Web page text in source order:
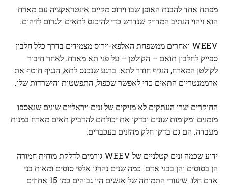
מפתח אחד להבנת האופן שבו וירוס מקיים אינטראקציה עם מארח
הוא זיהוי הנתיב המדויק שנדרש כדי להיכנס לתאים ולגרום לזיהום.
WEEV ואחרים ממשפחת האלפא-וירוס מצמידים בדרך כלל חלבון
ספייק לחלבון תואם – הקולטן – על פני תא מארח. לאחר חיבור
לקולטן המארח, הנגיף חודר לתא. ברגע שנכנס לתא, הנגיף חוטף את
ארממנטריום התאים כדי לאפשר שכפול, התפשטות והישרדות שלו.
החוקרים יצרו העתקים לא מזיקים של זנים ויראליים שונים שנאספו
מזמנים ומקומות שונים ובדקו את יכולתם להדביק תאים מארח במנות
מעבדה. הם גם בדקו חלק מהזנים בעכברים.
ידוע שכמה זנים קטלניים של WEEV גורמים לדלקת מוחית חמורה
הן בסוסים והן בבני אדם. כמה שנים נהרגו אלפי סוסים ומאות בני
אדם חלו. שיעורי התמותה של אנשים היו גבוהים כמו 15 אחוזים